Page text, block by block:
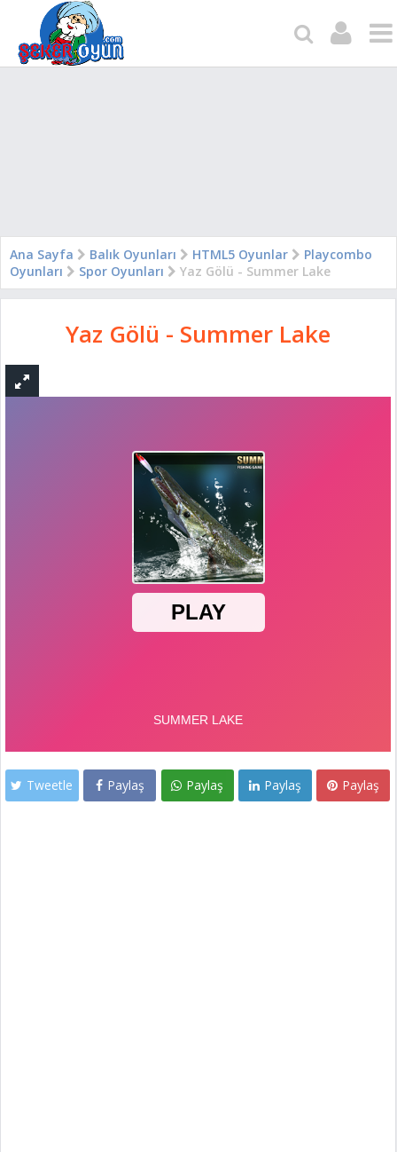
Ana Sayfa Balık Oyunları HTML5 Oyunlar
Playcombo
Oyunları
Spor Oyunları Yaz Gölü - Summer Lake
Yaz Gölü - Summer Lake
Tweetle Paylaş Paylaş Paylaş Paylaş